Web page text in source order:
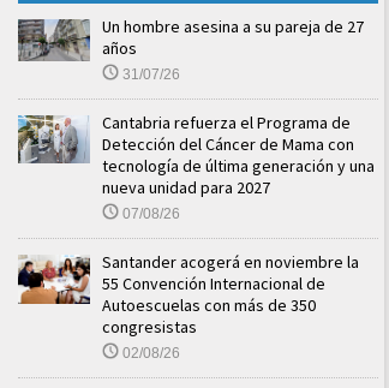
Un hombre asesina a su pareja de 27
años
31/07/26
Cantabria refuerza el Programa de
Detección del Cáncer de Mama con
tecnología de última generación y una
nueva unidad para 2027
07/08/26
Santander acogerá en noviembre la
55 Convención Internacional de
Autoescuelas con más de 350
congresistas
02/08/26